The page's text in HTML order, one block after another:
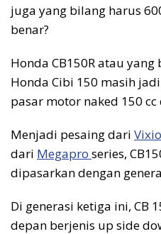
juga yang bilang harus
benar?
Honda CB150R atau
Honda Cibi 150 masih
pasar motor naked 150 cc
Menjadi pesaing dari
dari Megapro series,
dipasarkan dengan
Di generasi ketiga ini, CB
depan berjenis up side